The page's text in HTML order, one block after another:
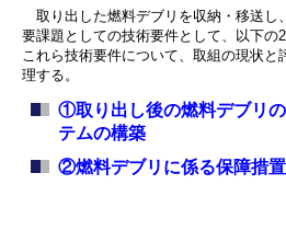
取り出した燃料デブリを収納・移送し
要課題としての技術要件として、以下の
これら技術要件について、取組の現状
理する。
①取り出し後の燃料デブリ
テムの構築
②燃料デブリに係る保障措